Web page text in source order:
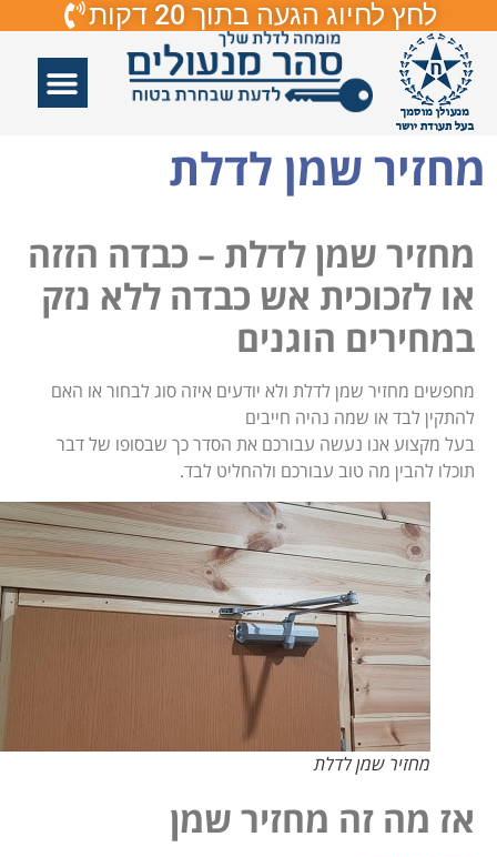
לחץ לחיוג הגעה בתוך 20 דקות
מחזיר שמן לדלת
מחזיר שמן לדלת – כבדה הזזה
או לזכוכית אש כבדה ללא נזק
במחירים הוגנים
מחפשים מחזיר שמן לדלת ולא יודעים איזה סוג לבחור או האם
להתקין לבד או שמה נהיה חייבים
בעל מקצוע אנו נעשה עבורכם את הסדר כך שבסופו של דבר
תוכלו להבין מה טוב עבורכם ולהחליט לבד.
מחזיר שמן לדלת
אז מה זה מחזיר שמן